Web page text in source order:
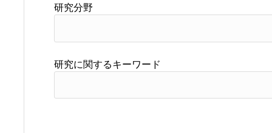
研究分野
研究に関するキーワード